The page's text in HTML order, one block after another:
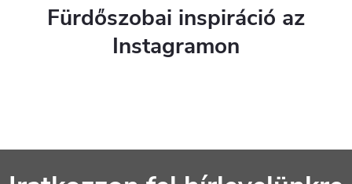
Fürdőszobai inspiráció az
Instagramon